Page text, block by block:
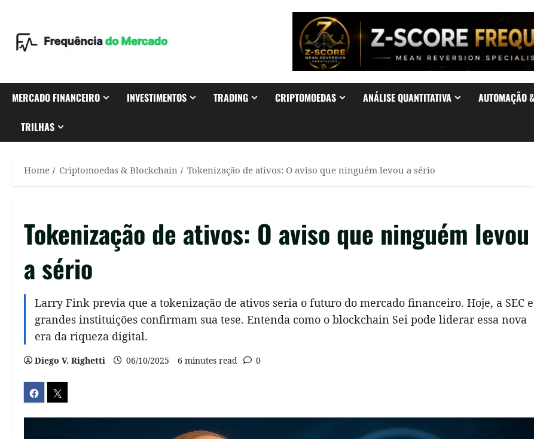
content
MERCADO FINANCEIRO INVESTIMENTOS TRADING CRIPTOMOEDAS ANÁLISE QUANTITATIVA AUTOMAÇÃO
TRILHAS
Home Criptomoedas & Blockchain Tokenização de ativos: O aviso que ninguém levou a sério
Tokenização de ativos: O aviso que ninguém levou
a sério
Larry Fink previa que a tokenização de ativos seria o futuro do mercado financeiro. Hoje, a SEC e
grandes instituições confirmam sua tese. Entenda como o blockchain Sei pode liderar essa nova
era da riqueza digital.
Diego V. Righetti 06/10/2025 6 minutes read 0